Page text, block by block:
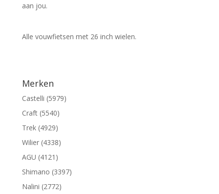
aan jou.
Alle vouwfietsen met 26 inch wielen.
Merken
Castelli (5979)
Craft (5540)
Trek (4929)
Wilier (4338)
AGU (4121)
Shimano (3397)
Nalini (2772)